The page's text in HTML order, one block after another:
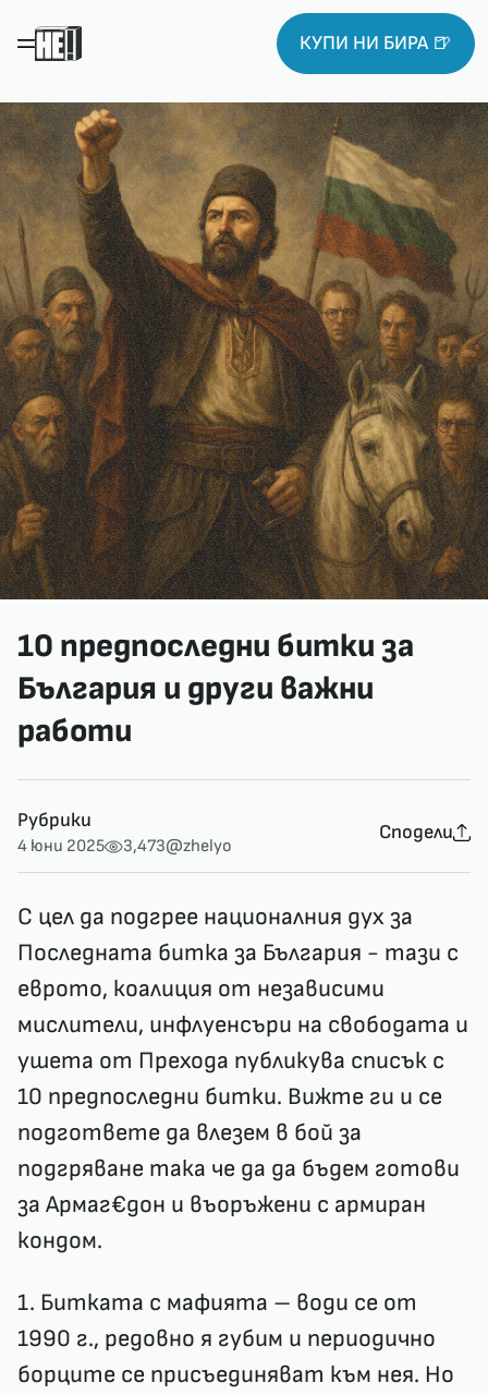
КУПИ НИ БИРА 🍺
10 предпоследни битки за
България и други важни
работи
Рубрики
4 юни 2025 3,473@zhelyo
Сподели
С цел да подгрее националния дух за
Последната битка за България - тази с
еврото, коалиция от независими
мислители, инфлуенсъри на свободата и
ушета от Прехода публикува списък с
10 предпоследни битки. Вижте ги и се
подгответе да влезем в бой за
подгряване така че да да бъдем готови
за Армаг€дон и въоръжени с армиран
кондом.
1. Битката с мафията – води се от
1990 г., редовно я губим и периодично
борците се присъединяват към нея. Но